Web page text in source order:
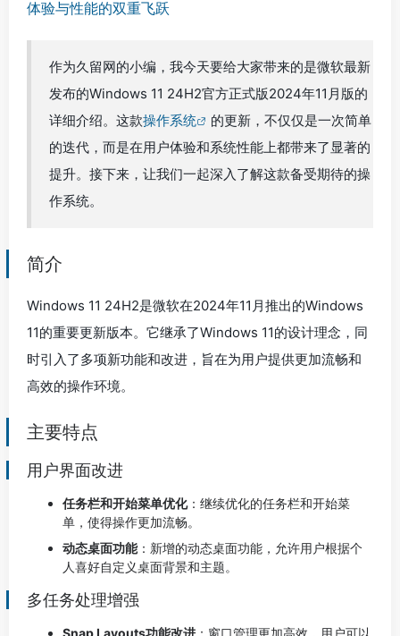
作为久留网的小编，我今天要给大家带来的是微软最新
发布的Windows 11 24H2官方正式版2024年11月版的
详细介绍。这款操作系统
的更新，不仅仅是一次简单
的迭代，而是在用户体验和系统性能上都带来了显著的
提升。接下来，让我们一起深入了解这款备受期待的操
作系统。
简介
Windows 11 24H2是微软在2024年11月推出的Windows
11的重要更新版本。它继承了Windows 11的设计理念，同
时引入了多项新功能和改进，旨在为用户提供更加流畅和
高效的操作环境。
主要特点
用户界面改进
任务栏和开始菜单优化：继续优化的任务栏和开始菜
单，使得操作更加流畅。
动态桌面功能：新增的动态桌面功能，允许用户根据个
人喜好自定义桌面背景和主题。
多任务处理增强
Snap Layouts功能改进 ：窗口管理更加高效，用户可以